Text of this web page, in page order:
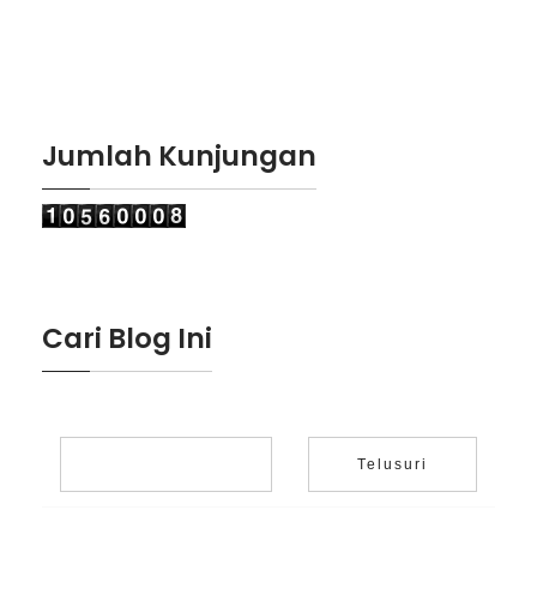
Jumlah Kunjungan
Cari Blog Ini